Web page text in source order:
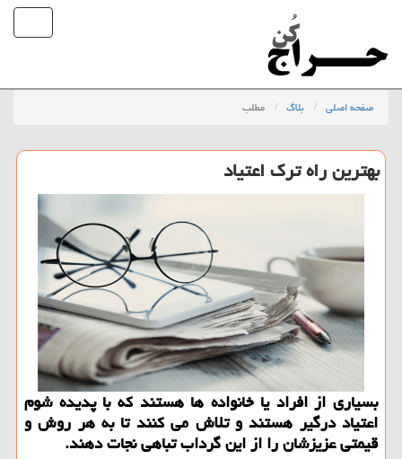
صفحه اصلی بلاگ مطلب
بهترین راه ترك اعتیاد
بسیاری از افراد یا خانواده ها هستند كه با پدیده شوم
اعتیاد درگیر هستند و تلاش می كنند تا به هر روش و
قیمتی عزیزشان را از این گرداب تباهی نجات دهند.